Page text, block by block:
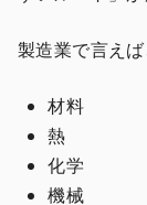
製造業で言えば
材料
熱
化学
機械